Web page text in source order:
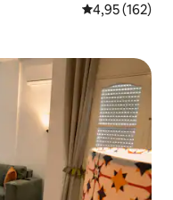
Gemiddelde
4,95 (162)